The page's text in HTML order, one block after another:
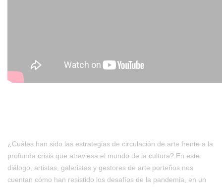
¿Cuáles han sido las estrategias de circulación de arte frente a la
profunda crisis que atraviesa el mundo de la cultura? En este
diálogo, artistas, galeristas y gestores de arte porteños nos
cuentan cómo han resistido los desafíos de la pandemia, en un